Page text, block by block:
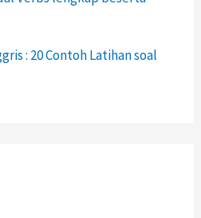
: 20 Contoh Latihan soal